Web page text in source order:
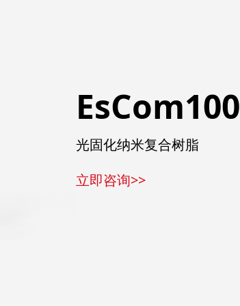
EsCom100
光固化纳米复合树脂
立即咨询>>